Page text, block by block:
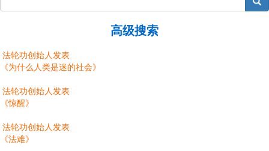
高级搜索
法轮功创始人发表
《为什么人类是迷的社会》
法轮功创始人发表
《惊醒》
法轮功创始人发表
《法难》